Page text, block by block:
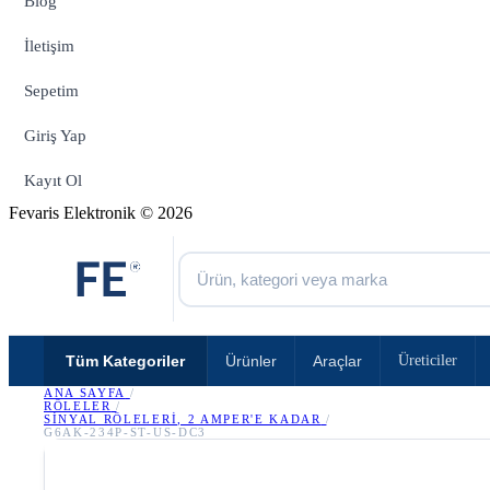
İletişim
Sepetim
Giriş Yap
Kayıt Ol
Fevaris Elektronik © 2026
Tüm Kategoriler Ürünler Araçlar Üreticiler
ANA SAYFA /
RÖLELER
/
SINYAL RÖLELERI, 2 AMPER'E KADAR
/
G6AK-234P-ST-US-DC3